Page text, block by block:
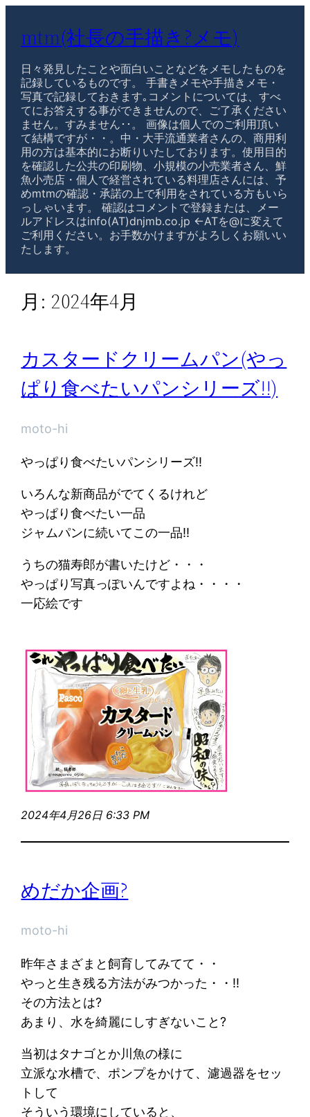
mtm(社長の手描き?メモ)
日々発見したことや面白いことなどをメモしたものを
記録しているものです。 手書きメモや手描きメモ・
写真で記録しておきます｡コメントについては、すべ
てにお答えする事ができませんので、ご了承ください
ません。すみません･･。 画像は個人でのご利用頂い
て結構ですが・・。中・大手流通業者さんの、商用利
用の方は基本的にお断りいたしております。使用目的
を確認した公共の印刷物、小規模の小売業者さん、鮮
魚小売店・個人で経営されている料理店さんには、予
めmtmの確認・承諾の上で利用をされている方もいら
っしゃいます。 確認はコメントで登録または、メー
ルアドレスはinfo(AT)dnjmb.co.jp ←ATを@に変えて
ご利用ください。お手数かけますがよろしくお願いい
たします。
月: 2024年4月
カスタードクリームパン(やっ
ぱり食べたいパンシリーズ!!)
moto-hi
やっぱり食べたいパンシリーズ!!
いろんな新商品がでてくるけれど
やっぱり食べたい一品
ジャムパンに続いてこの一品!!
うちの猫寿郎が書いたけど・・・
やっぱり写真っぽいんですよね・・・・
一応絵です
2024年4月26日 6:33 PM
めだか企画?
moto-hi
昨年さまざまと飼育してみてて・・
やっと生き残る方法がみつかった・・!!
その方法とは?
あまり、水を綺麗にしすぎないこと?
当初はタナゴとか川魚の様に
立派な水槽で、ポンプをかけて、濾過器をセッ
トして
そういう環境にしていると、